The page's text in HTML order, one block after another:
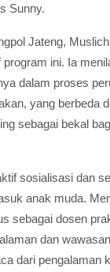
Sunny.
Jateng,
ini. Ia
dalam proses
yang berbeda
sebagai bekal
sosialisasi dan
anak muda.
sebagai dosen
dan
dari pengalaman